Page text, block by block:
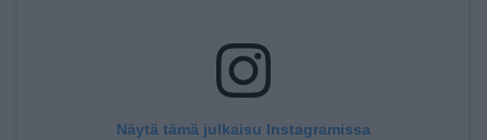
Näytä tämä julkaisu Instagramissa